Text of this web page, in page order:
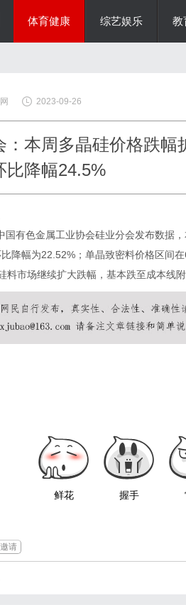
体育健康 综艺娱乐 教
2023-09-26
：本周多晶硅价格跌幅
比降幅24.5%
国有色金属工业协会硅业分会发布数据
降幅为22.52%；单晶致密料价格区间
料市场继续扩大跌幅，基本跌至成本线
鲜花 握手
邀请